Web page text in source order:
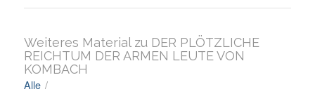
Weiteres Material zu DER PLÖTZLICHE
REICHTUM DER ARMEN LEUTE VON
KOMBACH
Alle /